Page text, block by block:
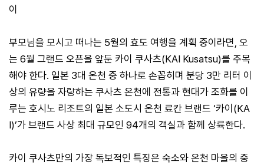
이
부모님을 모시고 떠나는 5월의 효도 여행을 계획 중이라면, 오
는 6월 그랜드 오픈을 앞둔 카이 쿠사츠(KAI Kusatsu)를 주목
해야 한다. 일본 3대 온천 중 하나로 손꼽히며 분당 3만 리터 이
상의 유량을 자랑하는 쿠사츠 온천에 전통과 현대가 조화를 이
루는 호시노 리조트의 일본 소도시 온천 료칸 브랜드 ‘카이(KA
I)’가 브랜드 사상 최대 규모인 94개의 객실과 함께 상륙한다.
카이 쿠사츠만의 가장 독보적인 특징은 숙소와 온천 마을의 중